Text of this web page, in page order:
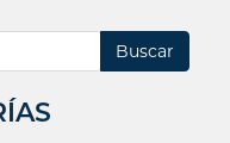
Buscar